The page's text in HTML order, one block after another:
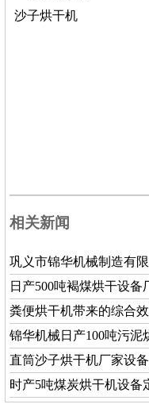
沙子烘干机
相关新闻
巩义市锦华机械制造有
日产500吨褐煤烘干设备
粪便烘干机带来的综合
锦华机械日产100吨污泥
直筒沙子烘干机厂家设
时产5吨煤炭烘干机设备